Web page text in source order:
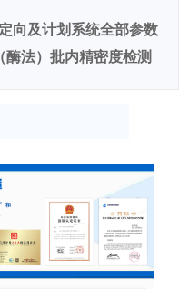
向及计划系统全部参数
酶法）批内精密度检测